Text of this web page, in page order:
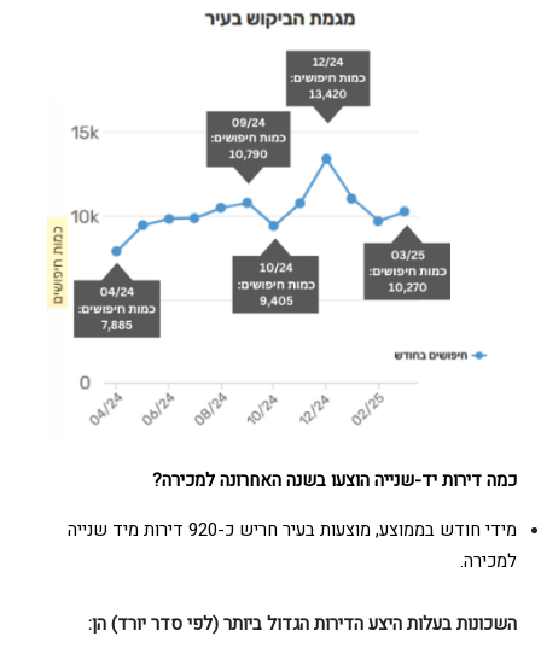
כמה דירות יד-שנייה הוצעו בשנה האחרונה למכירה?
מידי חודש בממוצע, מוצעות בעיר חריש כ-920 דירות מיד שנייה
למכירה.
השכונות בעלות היצע הדירות הגדול ביותר (לפי סדר יורד) הן: